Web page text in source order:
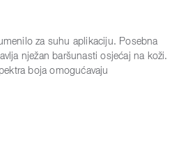
za suhu aplikaciju. Posebna
nježan baršunasti osjećaj na koži.
boja omogućavaju